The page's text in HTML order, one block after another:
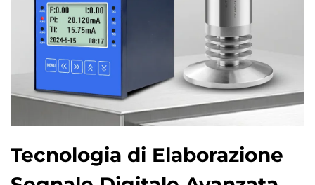
Tecnologia di Elaborazione